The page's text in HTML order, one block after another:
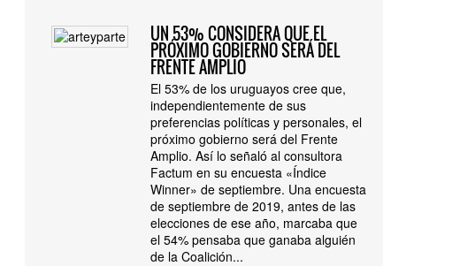
UN 53% CONSIDERA QUE EL
PRÓXIMO GOBIERNO SERÁ DEL
FRENTE AMPLIO
El 53% de los uruguayos cree que,
independientemente de sus
preferencias políticas y personales, el
próximo gobierno será del Frente
Amplio. Así lo señaló al consultora
Factum en su encuesta «Índice
Winner» de septiembre. Una encuesta
de septiembre de 2019, antes de las
elecciones de ese año, marcaba que
el 54% pensaba que ganaba alguién
de la Coalición...